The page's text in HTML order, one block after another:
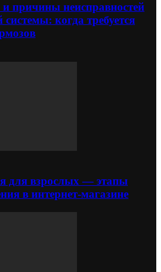
причины неисправностей
системы: когда требуется
для взрослых — этапы
в интернет-магазине